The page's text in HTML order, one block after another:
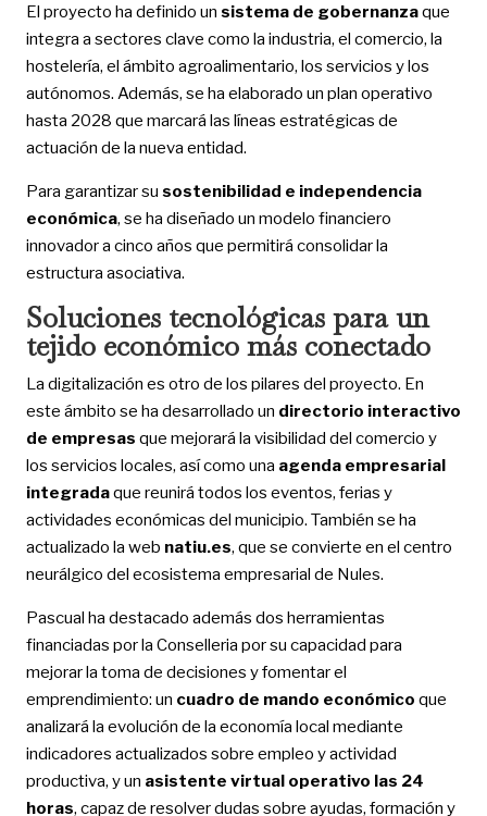
El proyecto ha definido un sistema de gobernanzaque
integra a sectores clave como la industria, el comercio, la
hostelería, el ámbito agroalimentario, los servicios y los
autónomos. Además, se ha elaborado un plan operativo
hasta 2028 que marcará las líneas estratégicas de
actuación de la nueva entidad.
Para garantizar su sostenibilidad e independencia
económica, se ha diseñado un modelo financiero
innovador a cinco años que permitirá consolidar la
estructura asociativa.
Soluciones tecnológicas para un
tejido económico más conectado
La digitalización es otro de los pilares del proyecto. En
este ámbito se ha desarrollado un directorio interactivo
de empresas que mejorará la visibilidad del comercio y
los servicios locales, así como una agenda empresarial
integradaque reunirá todos los eventos, ferias y
actividades económicas del municipio. También se ha
actualizado la web natiu.es, que se convierte en el centro
neurálgico del ecosistema empresarial de Nules.
Pascual ha destacado además dos herramientas
financiadas por la Conselleria por su capacidad para
mejorar la toma de decisiones y fomentar el
emprendimiento: un cuadro de mando económico que
analizará la evolución de la economía local mediante
indicadores actualizados sobre empleo y actividad
productiva, y un asistente virtual operativo las 24
horas, capaz de resolver dudas sobre ayudas, formación y